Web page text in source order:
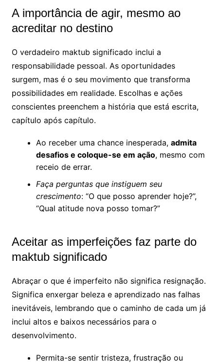
A importância de agir, mesmo ao
acreditar no destino
O verdadeiro maktub significado inclui a
responsabilidade pessoal. As oportunidades
surgem, mas é o seu movimento que transforma
possibilidades em realidade. Escolhas e ações
conscientes preenchem a história que está escrita,
capítulo após capítulo.
Ao receber uma chance inesperada, admita
desafios e coloque-se em ação, mesmo com
receio de errar.
Faça perguntas que instiguem seu
crescimento: “O que posso aprender hoje?”,
“Qual atitude nova posso tomar?”
Aceitar as imperfeições faz parte do
maktub significado
Abraçar o que é imperfeito não significa resignação.
Significa enxergar beleza e aprendizado nas falhas
inevitáveis, lembrando que o caminho de cada um já
inclui altos e baixos necessários para o
desenvolvimento.
Permita-se sentir tristeza, frustração ou